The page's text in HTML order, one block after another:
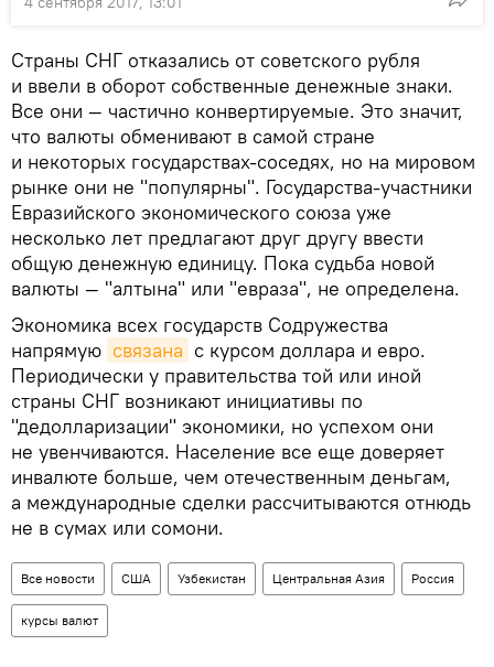
Страны СНГ отказались от советского рубля
и ввели в оборот собственные денежные знаки.
Все они — частично конвертируемые. Это значит,
что валюты обменивают в самой стране
и некоторых государствах-соседях, но на мировом
рынке они не "популярны". Государства-участники
Евразийского экономического союза уже
несколько лет предлагают друг другу ввести
общую денежную единицу. Пока судьба новой
валюты — "алтына" или "евраза", не определена.
Экономика всех государств Содружества
напрямую связана с курсом доллара и евро.
Периодически у правительства той или иной
страны СНГ возникают инициативы по
"дедолларизации" экономики, но успехом они
не увенчиваются. Население все еще доверяет
инвалюте больше, чем отечественным деньгам,
а международные сделки рассчитываются отнюдь
не в сумах или сомони.
Все новости США Узбекистан Центральная Азия Россия
курсы валют